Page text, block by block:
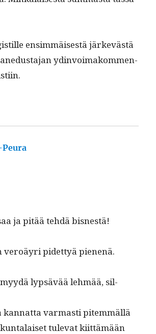
ensim­mäis­es­tä järkevästä
ydin­voimakom­men­
ja pitää tehdä bisnestä!
veroäyri pidet­tyä pienenä.
lyp­sävää lehmää, sil­
kan­nat­ta var­masti pitem­mäl­lä
tule­vat kiit­tämään